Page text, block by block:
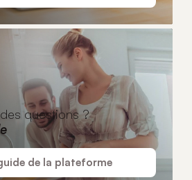
questions ?
de la plateforme